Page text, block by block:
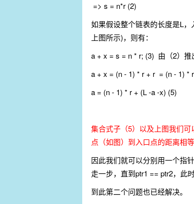
=> s = n*r (2)
如果假设整个链表的长度是L
上图所示)，则有：
a + x = s = n * r; (3) 由（2）推
a + x = (n - 1) * r + r = (n - 1) *
a = (n - 1) * r + (L -a -x) (5)
集合式子（5）以及上图我们
点（如图）到入口点的距离相等
因此我们就可以分别用一个指
走一步，直到ptr1 == ptr2，此
到此第二个问题也已经解决。